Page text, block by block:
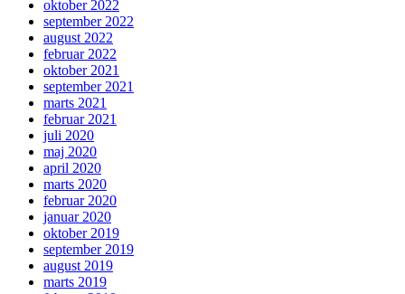
oktober 2022
september 2022
august 2022
februar 2022
oktober 2021
september 2021
marts 2021
februar 2021
juli 2020
maj 2020
april 2020
marts 2020
februar 2020
januar 2020
oktober 2019
september 2019
august 2019
marts 2019